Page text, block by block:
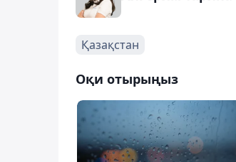
Қазақстан
Оқи отырыңыз